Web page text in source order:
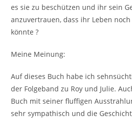
es sie zu beschützen und ihr sein
anzuvertrauen, dass ihr Leben
könnte ?
Meine Meinung:
Auf dieses Buch habe ich
der Folgeband zu Roy und Julie.
Buch mit seiner fluffigen
sehr sympathisch und die